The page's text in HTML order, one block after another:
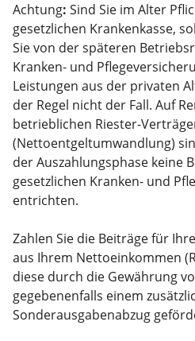
Achtung: Sind Sie im Alter
gesetzlichen Krankenkasse,
Sie von der späteren
Kranken- und
Leistungen aus der privaten
der Regel nicht der Fall. Auf
betrieblichen Riester-
(Nettoentgeltumwandlung)
der Auszahlungsphase keine
gesetzlichen Kranken- und
entrichten.
Zahlen Sie die Beiträge für
aus Ihrem Nettoeinkommen
diese durch die Gewährung
gegebenenfalls einem
Sonderausgabenabzug